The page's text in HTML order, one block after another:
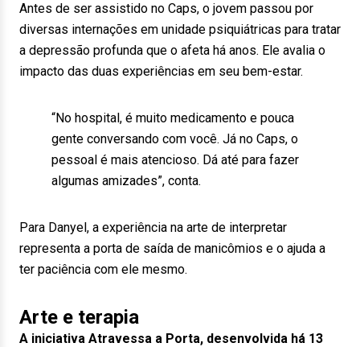
Antes de ser assistido no Caps, o jovem passou por
diversas internações em unidade psiquiátricas para tratar
a depressão profunda que o afeta há anos. Ele avalia o
impacto das duas experiências em seu bem-estar.
“No hospital, é muito medicamento e pouca
gente conversando com você. Já no Caps, o
pessoal é mais atencioso. Dá até para fazer
algumas amizades”, conta.
Para Danyel, a experiência na arte de interpretar
representa a porta de saída de manicômios e o ajuda a
ter paciência com ele mesmo.
Arte e terapia
A iniciativa Atravessa a Porta, desenvolvida há 13